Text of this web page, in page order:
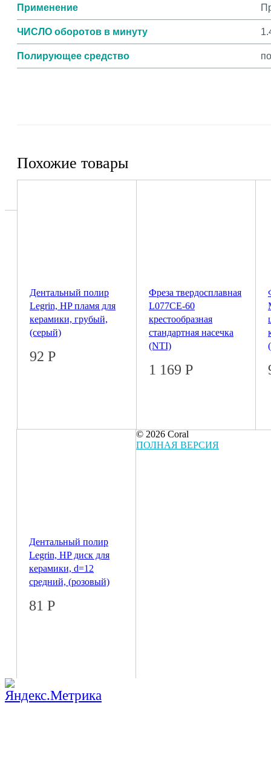
Применение
ЧИСЛО оборотов в минуту
Полирующее средство
Похожие товары
Дентальный полир
Legrin, HP пламя для
керамики, грубый,
(серый)
92 Р
Фреза твердосплавная
L077CE-60
крестообразная
стандартная насечка
(NTI)
1 169 Р
Дентальный полир
Legrin, HP диск для
керамики, d=12
средний, (розовый)
81 Р
© 2026 Coral
ПОЛНАЯ ВЕРСИЯ